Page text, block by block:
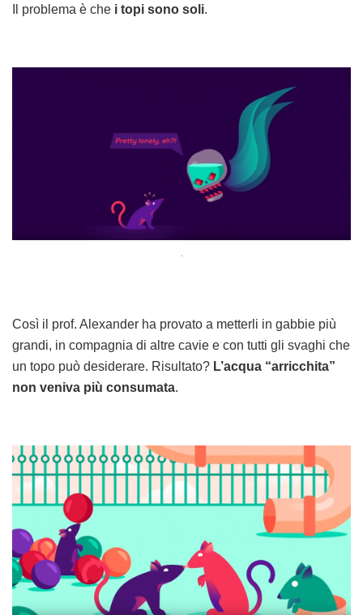
Il problema è che i topi sono soli.
.
Così il prof. Alexander ha provato a metterli in gabbie più
grandi, in compagnia di altre cavie e con tutti gli svaghi che
un topo può desiderare. Risultato? L’acqua “arricchita”
non veniva più consumata.